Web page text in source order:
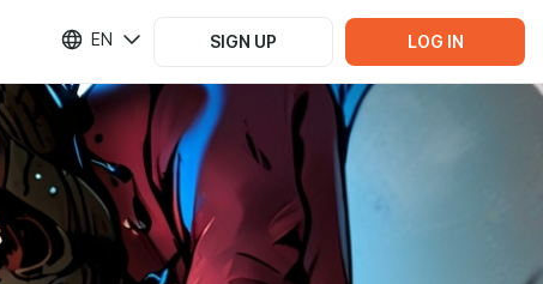
EN SIGN UP LOG IN